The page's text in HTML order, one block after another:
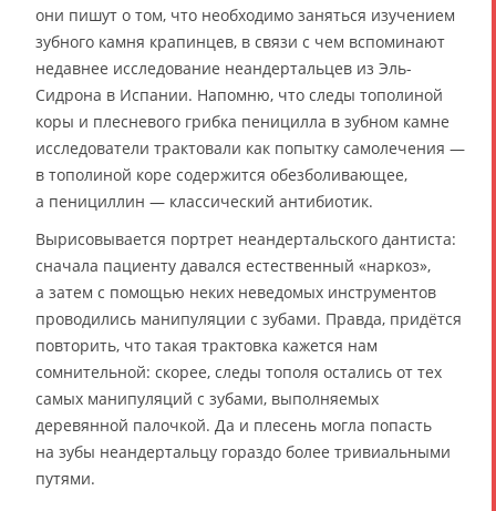
они пишут о том, что необходимо заняться изучением
зубного камня крапинцев, в связи с чем вспоминают
недавнее исследование неандертальцев из Эль-
Сидрона в Испании. Напомню, что следы тополиной
коры и плесневого грибка пеницилла в зубном камне
исследователи трактовали как попытку самолечения —
в тополиной коре содержится обезболивающее,
а пенициллин — классический антибиотик.
Вырисовывается портрет неандертальского дантиста:
сначала пациенту давался естественный «наркоз»,
а затем с помощью неких неведомых инструментов
проводились манипуляции с зубами. Правда, придётся
повторить, что такая трактовка кажется нам
сомнительной: скорее, следы тополя остались от тех
самых манипуляций с зубами, выполняемых
деревянной палочкой. Да и плесень могла попасть
на зубы неандертальцу гораздо более тривиальными
путями.